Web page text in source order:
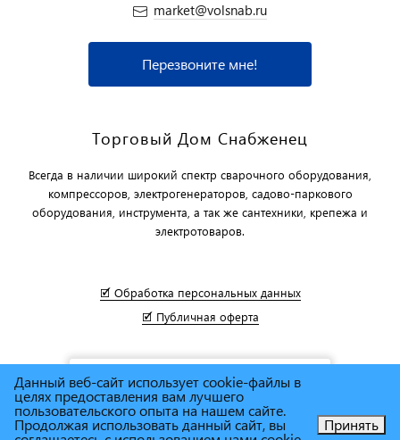
market@volsnab.ru
Перезвоните мне!
Торговый Дом Снабженец
Всегда в наличии широкий спектр сварочного оборудования,
компрессоров, электрогенераторов, садово-паркового
оборудования, инструмента, а так же сантехники, крепежа и
электротоваров.
🗹 Обработка персональных данных
🗹 Публичная оферта
Данный веб-сайт использует cookie-файлы в
целях предоставления вам лучшего
пользовательского опыта на нашем сайте.
Продолжая использовать данный сайт, вы Принять